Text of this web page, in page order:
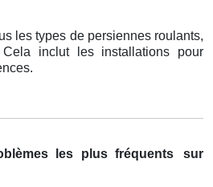
les types de persiennes roulants,
Cela inclut les installations pour
les plus fréquents
sur